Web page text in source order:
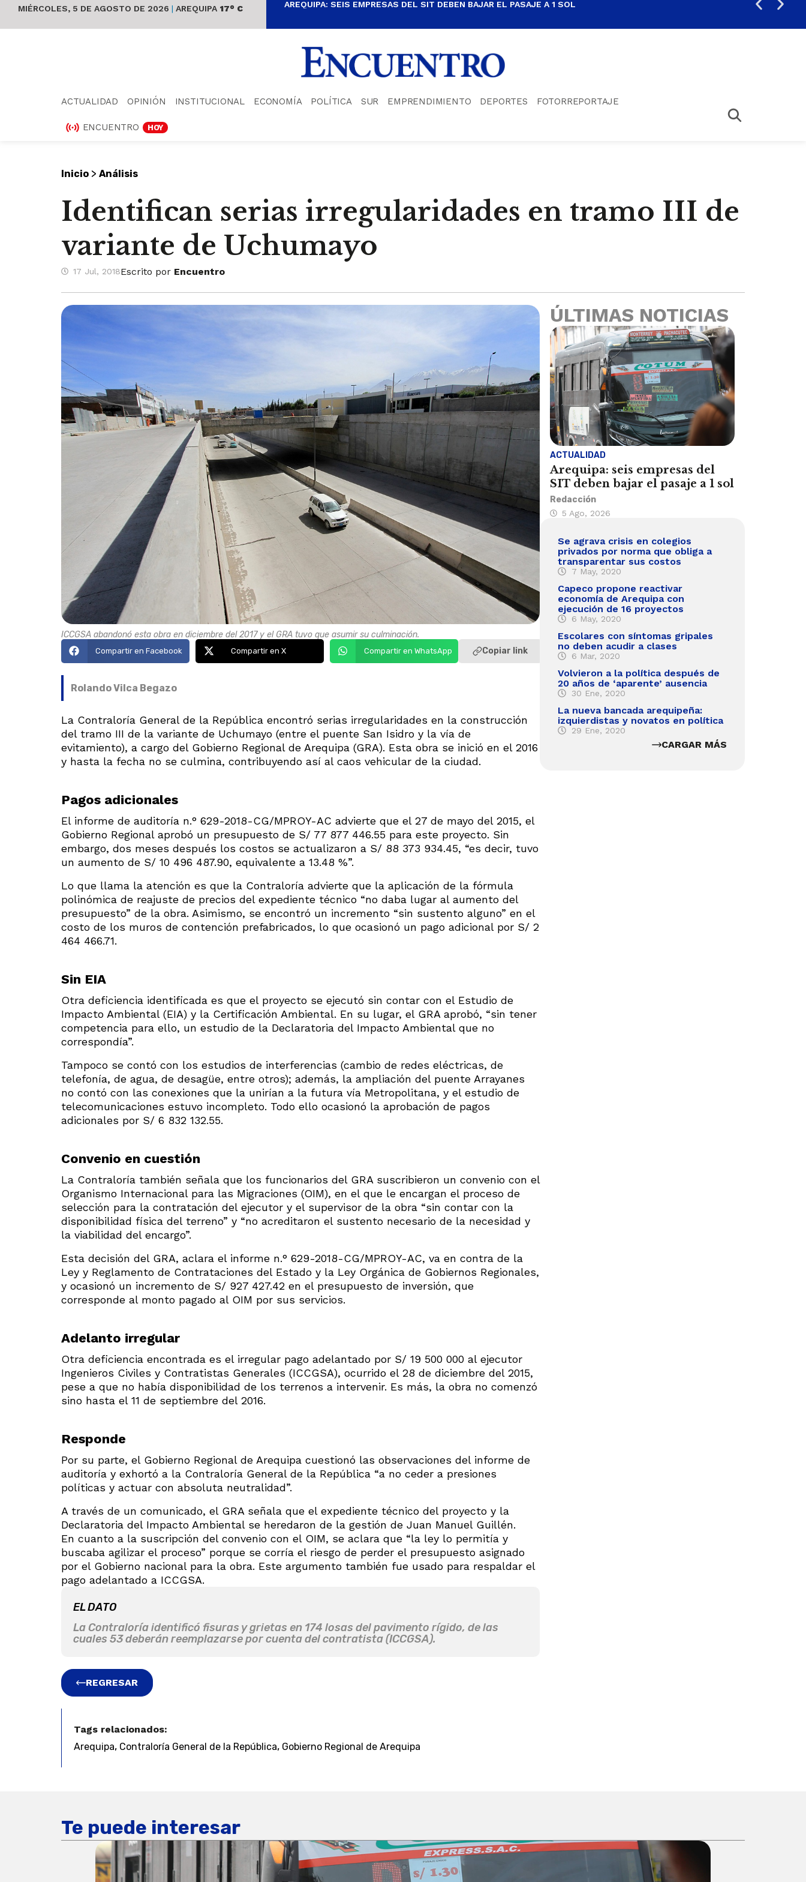
MIÉRCOLES, 5 DE AGOSTO DE 2026 | AREQUIPA 17° C AREQUIPA: SEIS EMPRESAS DEL SIT DEBEN BAJAR EL PASAJE A 1 SOL
ACTUALIDAD OPINIÓN INSTITUCIONAL ECONOMÍA POLÍTICA SUR EMPRENDIMIENTO DEPORTES FOTORREPORTAJE
ENCUENTRO HOY
Inicio > Análisis
Identifican serias irregularidades en tramo III de
variante de Uchumayo
17 Jul, 2018Escrito por Encuentro
ICCGSA abandonó esta obra en diciembre del 2017 y el GRA tuvo que asumir su culminación.
Compartir en Facebook Compartir en X Compartir en WhatsApp Copiar link
Rolando Vilca Begazo
La Contraloría General de la República encontró serias irregularidades en la construcción
del tramo III de la variante de Uchumayo (entre el puente San Isidro y la vía de
evitamiento), a cargo del Gobierno Regional de Arequipa (GRA). Esta obra se inició en el 2016
y hasta la fecha no se culmina, contribuyendo así al caos vehicular de la ciudad.
Pagos adicionales
El informe de auditoría n.° 629-2018-CG/MPROY-AC advierte que el 27 de mayo del 2015, el
Gobierno Regional aprobó un presupuesto de S/ 77 877 446.55 para este proyecto. Sin
embargo, dos meses después los costos se actualizaron a S/ 88 373 934.45, “es decir, tuvo
un aumento de S/ 10 496 487.90, equivalente a 13.48 %”.
Lo que llama la atención es que la Contraloría advierte que la aplicación de la fórmula
polinómica de reajuste de precios del expediente técnico “no daba lugar al aumento del
presupuesto” de la obra. Asimismo, se encontró un incremento “sin sustento alguno” en el
costo de los muros de contención prefabricados, lo que ocasionó un pago adicional por S/ 2
464 466.71.
Sin EIA
Otra deficiencia identificada es que el proyecto se ejecutó sin contar con el Estudio de
Impacto Ambiental (EIA) y la Certificación Ambiental. En su lugar, el GRA aprobó, “sin tener
competencia para ello, un estudio de la Declaratoria del Impacto Ambiental que no
correspondía”.
Tampoco se contó con los estudios de interferencias (cambio de redes eléctricas, de
telefonía, de agua, de desagüe, entre otros); además, la ampliación del puente Arrayanes
no contó con las conexiones que la unirían a la futura vía Metropolitana, y el estudio de
telecomunicaciones estuvo incompleto. Todo ello ocasionó la aprobación de pagos
adicionales por S/ 6 832 132.55.
Convenio en cuestión
La Contraloría también señala que los funcionarios del GRA suscribieron un convenio con el
Organismo Internacional para las Migraciones (OIM), en el que le encargan el proceso de
selección para la contratación del ejecutor y el supervisor de la obra “sin contar con la
disponibilidad física del terreno” y “no acreditaron el sustento necesario de la necesidad y
la viabilidad del encargo”.
Esta decisión del GRA, aclara el informe n.° 629-2018-CG/MPROY-AC, va en contra de la
Ley y Reglamento de Contrataciones del Estado y la Ley Orgánica de Gobiernos Regionales,
y ocasionó un incremento de S/ 927 427.42 en el presupuesto de inversión, que
corresponde al monto pagado al OIM por sus servicios.
Adelanto irregular
Otra deficiencia encontrada es el irregular pago adelantado por S/ 19 500 000 al ejecutor
Ingenieros Civiles y Contratistas Generales (ICCGSA), ocurrido el 28 de diciembre del 2015,
pese a que no había disponibilidad de los terrenos a intervenir. Es más, la obra no comenzó
sino hasta el 11 de septiembre del 2016.
Responde
Por su parte, el Gobierno Regional de Arequipa cuestionó las observaciones del informe de
auditoría y exhortó a la Contraloría General de la República “a no ceder a presiones
políticas y actuar con absoluta neutralidad”.
A través de un comunicado, el GRA señala que el expediente técnico del proyecto y la
Declaratoria del Impacto Ambiental se heredaron de la gestión de Juan Manuel Guillén.
En cuanto a la suscripción del convenio con el OIM, se aclara que “la ley lo permitía y
buscaba agilizar el proceso” porque se corría el riesgo de perder el presupuesto asignado
por el Gobierno nacional para la obra. Este argumento también fue usado para respaldar el
pago adelantado a ICCGSA.
EL DATO
La Contraloría identificó fisuras y grietas en 174 losas del pavimento rígido, de las
cuales 53 deberán reemplazarse por cuenta del contratista (ICCGSA).
REGRESAR
Tags relacionados:
Arequipa, Contraloría General de la República, Gobierno Regional de Arequipa
ÚLTIMAS NOTICIAS
ACTUALIDAD
Arequipa: seis empresas del
SIT deben bajar el pasaje a 1 sol
Redacción
5 Ago, 2026
Se agrava crisis en colegios
privados por norma que obliga a
transparentar sus costos
7 May, 2020
Capeco propone reactivar
economía de Arequipa con
ejecución de 16 proyectos
6 May, 2020
Escolares con síntomas gripales
no deben acudir a clases
6 Mar, 2020
Volvieron a la política después de
20 años de ‘aparente’ ausencia
30 Ene, 2020
La nueva bancada arequipeña:
izquierdistas y novatos en política
29 Ene, 2020
CARGAR MÁS
Te puede interesar